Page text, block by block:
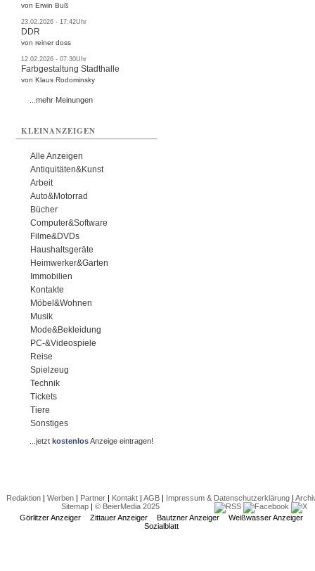
von Erwin Buß
23.02.2026 - 17:42Uhr
DDR
von reiner doss
12.02.2026 - 07:30Uhr
Farbgestaltung Stadthalle
von Klaus Rodominsky
...mehr Meinungen
KLEINANZEIGEN
Alle Anzeigen
Antiquitäten&Kunst
Arbeit
Auto&Motorrad
Bücher
Computer&Software
Filme&DVDs
Haushaltsgeräte
Heimwerker&Garten
Immobilien
Kontakte
Möbel&Wohnen
Musik
Mode&Bekleidung
PC-&Videospiele
Reise
Spielzeug
Technik
Tickets
Tiere
Sonstiges
...jetztkostenlosAnzeige eintragen!
Redaktion| Werben| Partner| Kontakt| AGB| Impressum & Datenschutzerklärung|
Sitemap| © BeierMedia 2025
Görlitzer Anzeiger
Zittauer Anzeiger Bautzner Anzeiger
Weißwasser Anzeiger
Sozialblatt